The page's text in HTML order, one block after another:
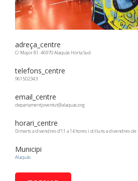
adreça_centre
C/ Major 81. 46970 Alaquàs Horta Sud
telefons_centre
961502343
email_centre
departamentjoventut@alaquas.org
horari_centre
Dimarts a divendres d'11 a 14 hores i dilluns a divendres de
Municipi
Alaquàs